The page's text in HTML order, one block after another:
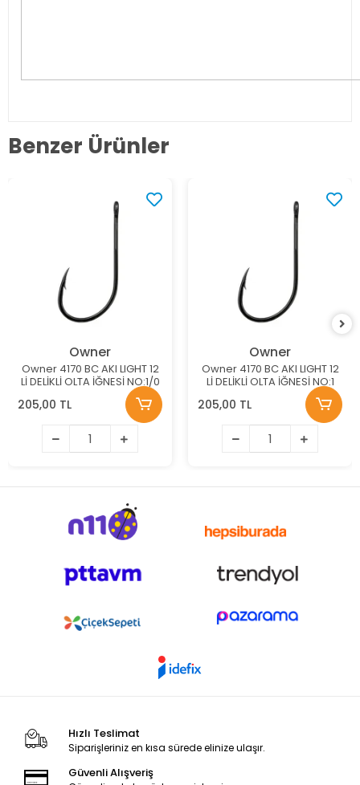
Benzer Ürünler
Owner
Owner 4170 BC AKI LIGHT 12
Lİ DELİKLİ OLTA İĞNESİ NO:1/0
205,00 TL
Owner
Owner 4170 BC AKI LIGHT 12
Lİ DELİKLİ OLTA İĞNESİ NO:1
205,00 TL
Hızlı Teslimat
Siparişleriniz en kısa sürede elinize ulaşır.
Güvenli Alışveriş